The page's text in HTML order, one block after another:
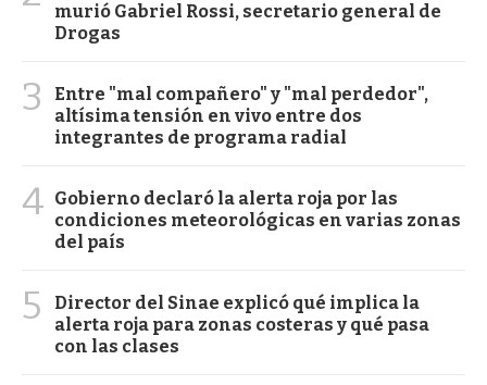
murió Gabriel Rossi, secretario general de
Drogas
3
Entre "mal compañero" y "mal perdedor",
altísima tensión en vivo entre dos
integrantes de programa radial
4 Gobierno declaró la alerta roja por las
condiciones meteorológicas en varias zonas
del país
5
Director del Sinae explicó qué implica la
alerta roja para zonas costeras y qué pasa
con las clases